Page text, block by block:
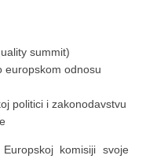
summit)
europskom odnosu
politici i zakonodavstvu
komisiji svoje